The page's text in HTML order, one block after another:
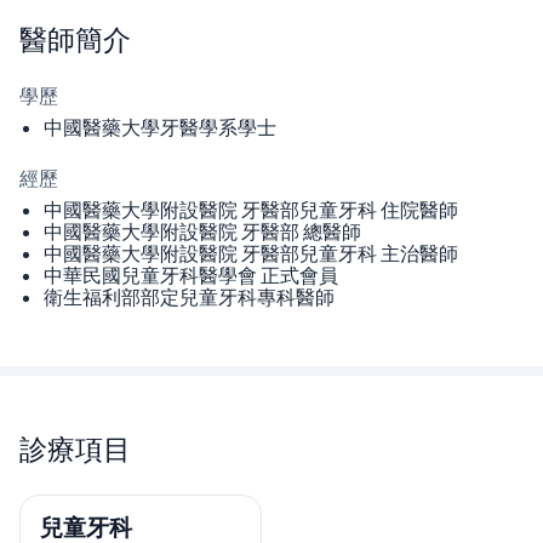
醫師簡介
學歷
中國醫藥大學牙醫學系學士
經歷
中國醫藥大學附設醫院 牙醫部兒童牙科 住院醫師
中國醫藥大學附設醫院 牙醫部 總醫師
中國醫藥大學附設醫院 牙醫部兒童牙科 主治醫師
中華民國兒童牙科醫學會 正式會員
衛生福利部部定兒童牙科專科醫師
診療項目
兒童牙科